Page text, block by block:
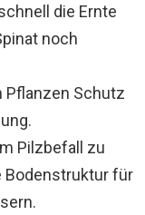
die Ernte
noch
Pflanzen Schutz
Pilzbefall zu
Bodenstruktur für